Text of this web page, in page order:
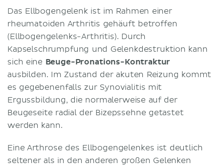
Das Ellbogengelenk ist im Rahmen einer
rheumatoiden Arthritis gehäuft betroffen
(Ellbogengelenks-Arthritis). Durch
Kapselschrumpfung und Gelenkdestruktion kann
sich eine Beuge-Pronations-Kontraktur
ausbilden. Im Zustand der akuten Reizung kommt
es gegebenenfalls zur Synovialitis mit
Ergussbildung, die normalerweise auf der
Beugeseite radial der Bizepssehne getastet
werden kann.
Eine Arthrose des Ellbogengelenkes ist deutlich
seltener als in den anderen großen Gelenken